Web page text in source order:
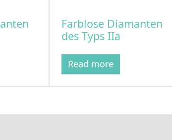
Farblose Diamanten
des Typs IIa
Read more